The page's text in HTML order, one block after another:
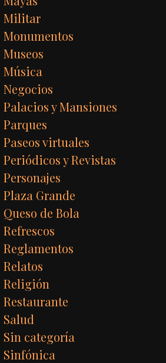
Militar
Monumentos
Museos
Música
Negocios
Palacios y Mansiones
Parques
Paseos virtuales
Periódicos y Revistas
Personajes
Plaza Grande
Queso de Bola
Refrescos
Reglamentos
Relatos
Religión
Restaurante
Salud
Sin categoría
Sinfónica